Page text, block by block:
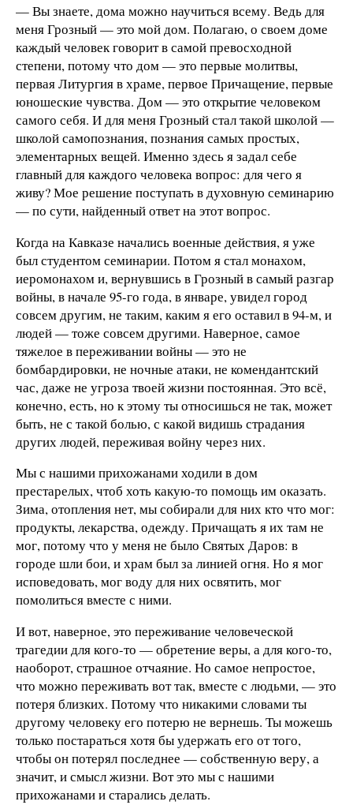
— Вы знаете, дома можно научиться всему. Ведь для
меня Грозный — это мой дом. Полагаю, о своем доме
каждый человек говорит в самой превосходной
степени, потому что дом — это первые молитвы,
первая Литургия в храме, первое Причащение, первые
юношеские чувства. Дом — это открытие человеком
самого себя. И для меня Грозный стал такой школой —
школой самопознания, познания самых простых,
элементарных вещей. Именно здесь я задал себе
главный для каждого человека вопрос: для чего я
живу? Мое решение поступать в духовную семинарию
— по сути, найденный ответ на этот вопрос.
Когда на Кавказе начались военные действия, я уже
был студентом семинарии. Потом я стал монахом,
иеромонахом и, вернувшись в Грозный в самый разгар
войны, в начале 95-го года, в январе, увидел город
совсем другим, не таким, каким я его оставил в 94-м, и
людей — тоже совсем другими. Наверное, самое
тяжелое в переживании войны — это не
бомбардировки, не ночные атаки, не комендантский
час, даже не угроза твоей жизни постоянная. Это всё,
конечно, есть, но к этому ты относишься не так, может
быть, не с такой болью, с какой видишь страдания
других людей, переживая войну через них.
Мы с нашими прихожанами ходили в дом
престарелых, чтоб хоть какую-то помощь им оказать.
Зима, отопления нет, мы собирали для них кто что мог:
продукты, лекарства, одежду. Причащать я их там не
мог, потому что у меня не было Святых Даров: в
городе шли бои, и храм был за линией огня. Но я мог
исповедовать, мог воду для них освятить, мог
помолиться вместе с ними.
И вот, наверное, это переживание человеческой
трагедии для кого-то — обретение веры, а для кого-то,
наоборот, страшное отчаяние. Но самое непростое,
что можно переживать вот так, вместе с людьми, — это
потеря близких. Потому что никакими словами ты
другому человеку его потерю не вернешь. Ты можешь
только постараться хотя бы удержать его от того,
чтобы он потерял последнее — собственную веру, а
значит, и смысл жизни. Вот это мы с нашими
прихожанами и старались делать.